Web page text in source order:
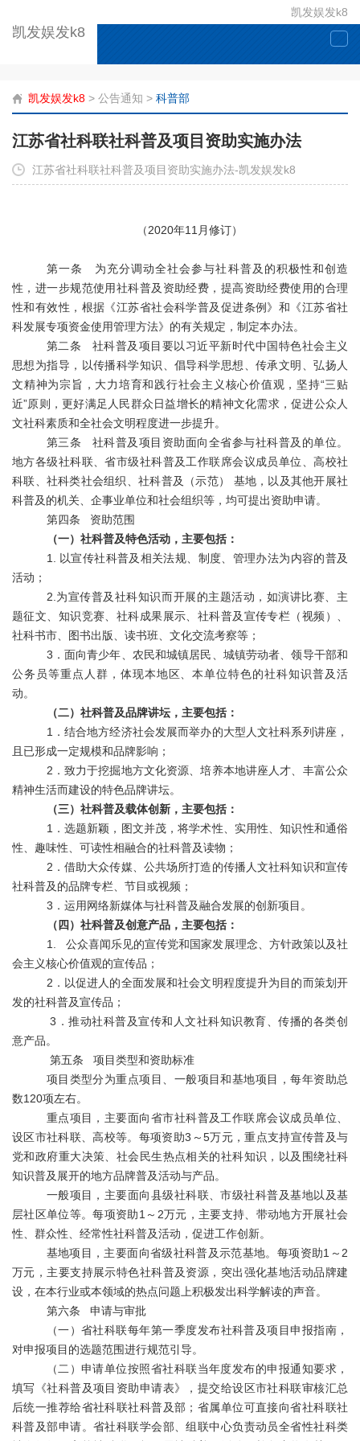
凯发娱发k8
凯发娱发k8
凯发娱发k8 > 公告通知 > 科普部
江苏省社科联社科普及项目资助实施办法
江苏省社科联社科普及项目资助实施办法-凯发娱发k8
（2020年11 月修订）
第一条 为充分调动全社会参与社科普及的积极性和创造
性，进一步规范使用社科普及资助经费，提高资助经费使用的合理
性和有效性，根据《江苏省社会科学普及促进条例》和《江苏省社
科发展专项资金使用管理方法》的有关规定，制定本办法。
第二条 社科普及项目要以习近平新时代中国特色社会主义
思想为指导，以传播科学知识、倡导科学思想、传承文明、弘扬人
文精神为宗旨，大力培育和践行社会主义核心价值观，坚持“三贴
近”原则，更好满足人民群众日益增长的精神文化需求，促进公众人
文社科素质和全社会文明程度进一步提升。
第三条 社科普及项目资助面向全省参与社科普及的单位。
地方各级社科联、省市级社科普及工作联席会议成员单位、高校社
科联、社科类社会组织、社科普及（示范）
基地，以及其他开展社
科普及的机关、企事业单位和社会组织等，均可提出资助申请。
第四条 资助范围
（一）社科普及特色活动，主要包括：
1.
以宣传社科普及相关法规、制度、管理办法为内容的普及
活动；
2.为宣传普及社科知识而开展的主题活动，如演讲比赛、主
题征文、知识竞赛、社科成果展示、社科普及宣传专栏（视频）、
社科书市、图书出版、读书班、文化交流考察等；
3．面向青少年、农民和城镇居民、城镇劳动者、领导干部和
公务员等重点人群，体现本地区、本单位特色的社科知识普及活
动。
（二）社科普及品牌讲坛，主要包括：
1 ．结合地方经济社会发展而举办的大型人文社科系列讲座，
且已形成一定规模和品牌影响 ；
2．致力于挖掘地方文化资源、培养本地讲座人才、丰富公众
精神生活而建设的特色品牌讲坛。
（三）社科普及载体创新，主要包括：
1．选题新颖，图文并茂，将学术性、实用性、知识性和通俗
性、趣味性、可读性相融合的社科普及读物；
2．借助大众传媒、公共场所打造的传播人文社科知识和宣传
社科普及的品牌专栏、节目或视频；
3．运用网络新媒体与社科普及融合发展的创新项目。
（ 四）社科普及创意产品，主要包括：
1. 公众喜闻乐见的宣传党和国家发展理念、方针政策以及社
会主义核心价值观的宣传品；
2 ．以促进人的全面发展和社会文明程度提升为目的而策划开
发的社科普及宣传品；
3 ．推动社科普及宣传和人文社科知识教育、传播的各类创
意产品。
第五条 项目类型和资助标准
项目类型分为重点项目、一般项目和基地项目，每年资助总
数120项左右。
重点项目，主要面向省市社科普及工作联席会议成员单位、
设区市社科联、高校等。每项资助3 ～5万元，重点支持宣传普及与
党和政府重大决策、社会民生热点相关的社科知识，以及围绕社科
知识普及展开的地方品牌普及活动与产品。
一般项目，主要面向县级社科联、市级社科普及基地以及基
层社区单位等。每项资助1 ～ 2万元， 主要支持、带动地方开展社会
性、群众性、经常性社科普及活动，促进工作创新。
基地项目，主要面向省级社科普及示范基地。每项资助1 ～ 2
万元， 主要支持展示特色社科普及资源，突出强化基地活动品牌建
设，在本行业或本领域的热点问题上积极发出科学解读的声音。
第六条 申请与审批
（一）省社科联每年第一季度发布社科普及项目申报指南 ，
对申报项目的选题范围进行规范引导。
（二）申请单位按照省社科联当年度发布的申报通知要求，
填写《社科普及项目资助申请表》，提交给设区市社科联审核汇总
后统一推荐给省社科联社科普及部；省属单位可直接向省社科联社
科普及部申请。省社科联学会部、组联中心负责动员全省性社科类